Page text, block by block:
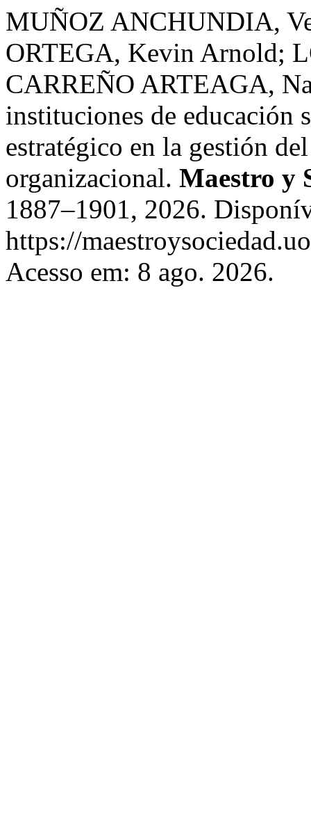
MUÑOZ ANCHUNDIA,
ORTEGA, Kevin Arnold;
CARREÑO ARTEAGA,
instituciones de educación
estratégico en la gestión
organizacional. Maestro y
1887–1901, 2026.
https://
Acesso em: 8 ago. 2026.